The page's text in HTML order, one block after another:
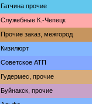
Гатчина прочие
Служебные К.-Чепецк
Прочие заказ, межгород
Кизилюрт
Советское АТП
Гудермес, прочие
Буйнакск, прочие